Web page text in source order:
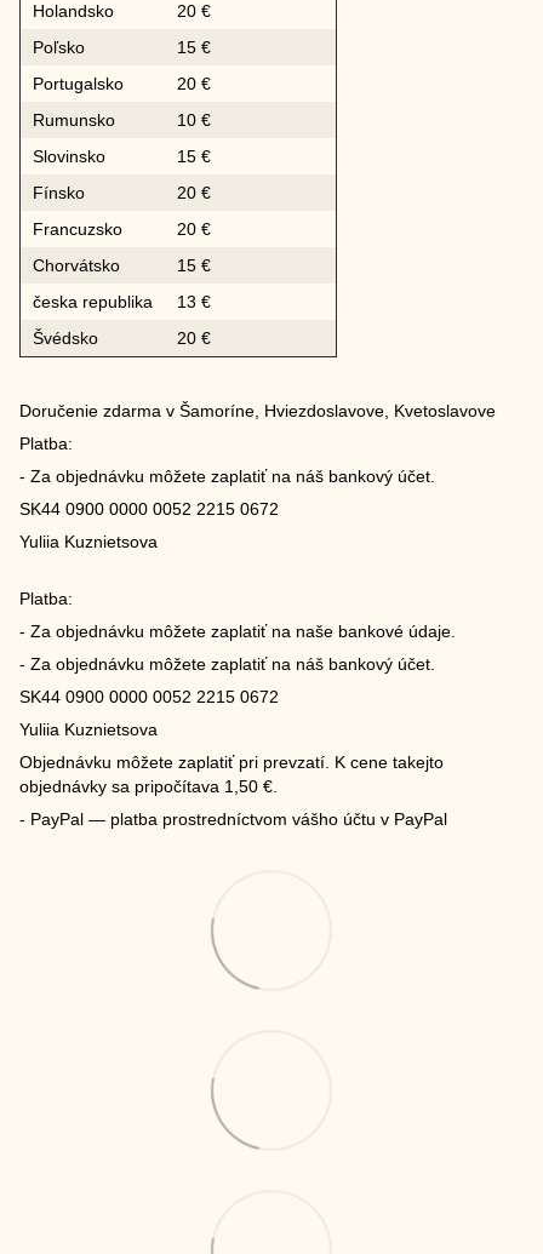
Holandsko
20 €
Poľsko
15 €
Portugalsko
20 €
Rumunsko
10 €
Slovinsko
15 €
Fínsko
20 €
Francuzsko
20 €
Chorvátsko
15 €
česka republika
13 €
Švédsko
20 €
Doručenie zdarma v Šamoríne, Hviezdoslavove, Kvetoslavove
Platba:
- Za objednávku môžete zaplatiť na náš bankový účet.
SK44 0900 0000 0052 2215 0672
Yuliia Kuznietsova
Platba:
- Za objednávku môžete zaplatiť na naše bankové údaje.
- Za objednávku môžete zaplatiť na náš bankový účet.
SK44 0900 0000 0052 2215 0672
Yuliia Kuznietsova
Objednávku môžete zaplatiť pri prevzatí. K cene takejto
objednávky sa pripočítava 1,50 €.
- PayPal — platba prostredníctvom vášho účtu v PayPal